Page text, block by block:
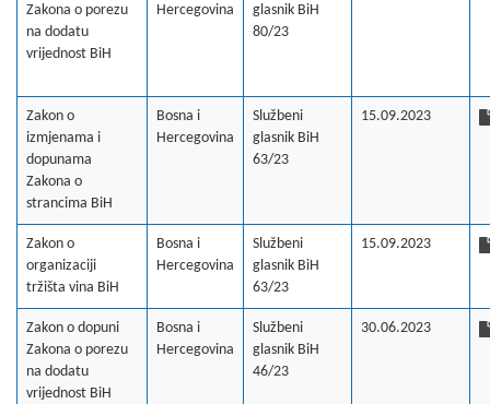
Zakona o porezu
na dodatu
vrijednost BiH
Hercegovina
glasnik BiH
80/23
Zakon o
izmjenama i
dopunama
Zakona o
strancima BiH
Bosna i
Hercegovina
Službeni
glasnik BiH
63/23
15.09.2023
Zakon o
organizaciji
tržišta vina BiH
Bosna i
Hercegovina
Službeni
glasnik BiH
63/23
15.09.2023
Zakon o dopuni
Zakona o porezu
na dodatu
vrijednost BiH
Bosna i
Hercegovina
Službeni
glasnik BiH
46/23
30.06.2023